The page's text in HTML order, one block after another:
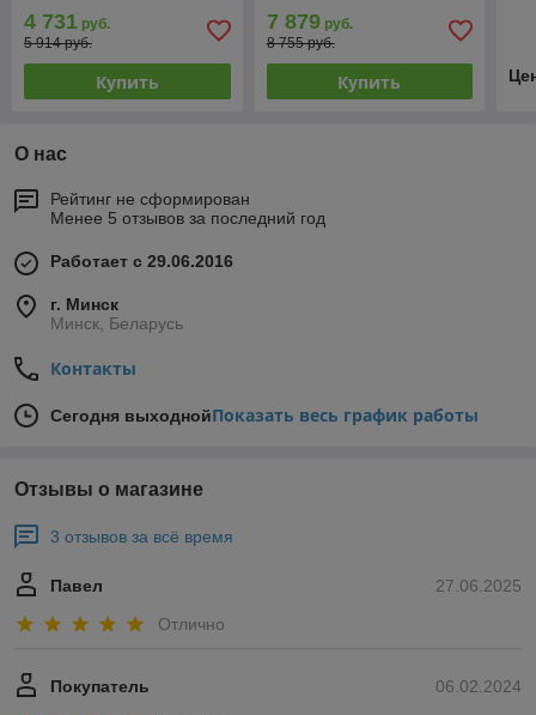
4 731 руб.
5 914 руб.
Купить
7 879руб.
8 755 руб.
Купить
О нас
Рейтинг не сформирован
Менее 5 отзывов за последний год
Работает с 29.06.2016
г. Минск
Минск, Беларусь
Контакты
Сегодня выходнойПоказать весь график работы
Отзывы о магазине
3 отзывов за всё время
27.06.2025
Павел
Отлично
06.02.2024
Покупатель